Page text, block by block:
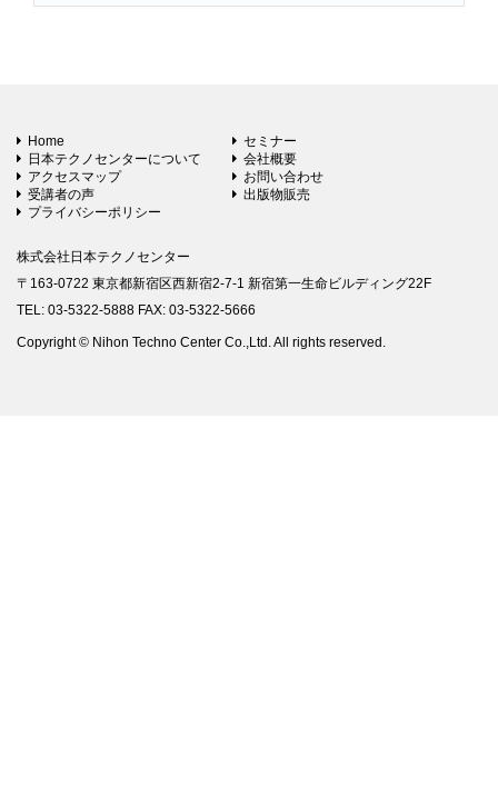
Home
セミナー
日本テクノセンターについて
会社概要
アクセスマップ
お問い合わせ
受講者の声
出版物販売
プライバシーポリシー
株式会社日本テクノセンター
〒163-0722 東京都新宿区西新宿2-7-1 新宿第一生命ビルディング22F
TEL: 03-5322-5888 FAX: 03-5322-5666
Copyright © Nihon Techno Center Co.,Ltd. All rights reserved.